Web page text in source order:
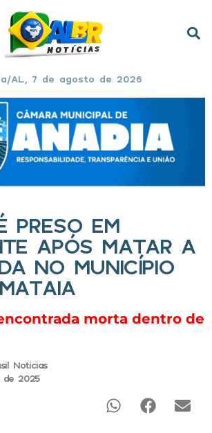
AL, 7 de agosto de 2026
PRESO EM
APÓS MATAR A
NO MUNICÍPIO
morta dentro de
Noticias
2025